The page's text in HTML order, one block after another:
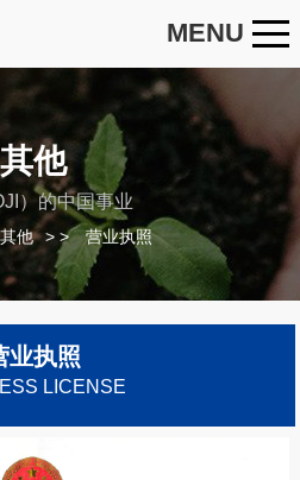
MENU
其他
）的中国事业
其他 > 营业执照
业执照
LICENSE